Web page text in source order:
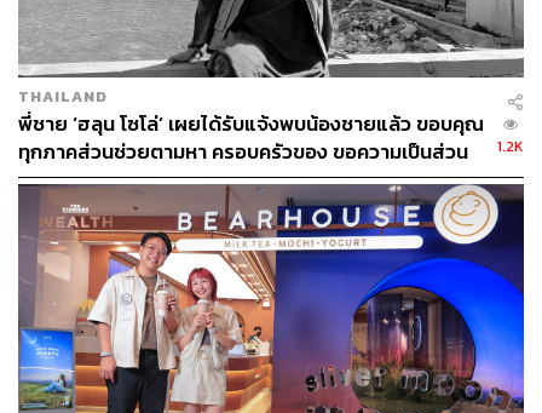
ขณะที่ข้อมูลจาก Media Intelligence Group เผยว่า จำนวนผู้
ใช้ YouTube ในประเทศไทยมีทั้งสิ้น 38 ล้านราย โดยมีกลุ่มผู้
ใช้ในทุกช่วงวัย แต่จะเติบโตในกลุ่มอายุ 35-55 ปี เหตุผลที่
นิยมใช้ YouTube เพราะมีเนื้อหาที่หลากหลาย ตลอดจนชอบ
เนื้อหาด้านความบันเทิงและแรงบันดาลใจ (Inspiration)
อ้างอิง:
https://www.businessinsider.com/how-much-money-y
outubers-with-1-million-subscribers-make-2021-10
สามารถติดตาม THE STANDARD WEALTH
ผ่านแอปพลิเคชันต่างๆ ที่คุณสะดวกหรือใช้งานอยู่แล้วได้เลย
THAILAND
พี่ชาย ‘ฮลุน โซโล่’ เผยได้รับแจ้งพบน้องชายแล้ว ขอบคุณ
ทุกภาคส่วนช่วยตามหา ครอบครัวของ ขอความเป็นส่วน
ตัว งดแพร่ข้อมูลที่ยังไม่ยืนยัน
1.2K